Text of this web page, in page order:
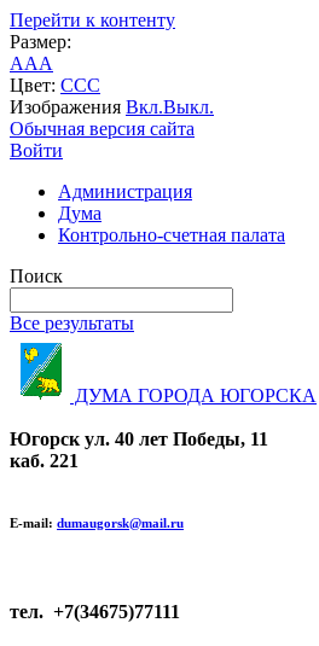
Перейти к контенту
Размер:
AAA
Цвет: CCC
Изображения Вкл.Выкл.
Обычная версия сайта
Войти
Администрация
Дума
Контрольно-счетная палата
Поиск
Все результаты
ДУМА ГОРОДА ЮГОРСКА
Югорск ул. 40 лет Победы, 11
каб. 221
E-mail: dumaugorsk@mail.ru
тел. +7(34675)77111